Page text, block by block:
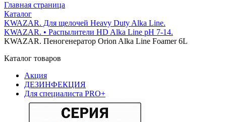
Главная страница
Каталог
KWAZAR. Для щелочей Heavy Duty Alka Line.
KWAZAR. • Распылители HD Alka Line pH 7-14.
KWAZAR. Пеногенератор Orion Alka Line Foamer 6L
Каталог товаров
Акция
ДЕЗИНФЕКЦИЯ
Для специалиста PRO+